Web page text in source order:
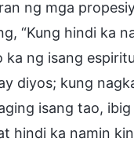
ng mga
“Kung hindi ka
ka ng isang
diyos; kung
isang tao,
hindi ka namin